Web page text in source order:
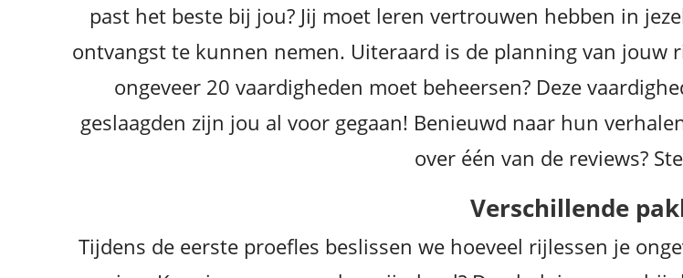
past het beste bij jou? Jij moet leren vertrouwen hebben in
ontvangst te kunnen nemen. Uiteraard is de planning van jouw
ongeveer 20 vaardigheden moet beheersen? Deze
geslaagden zijn jou al voor gegaan! Benieuwd naar hun
over één van de reviews?
Verschillende
Tijdens de eerste proefles beslissen we hoeveel rijlessen je